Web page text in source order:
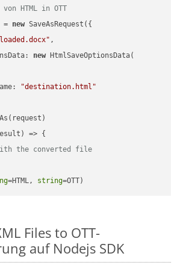
HTML in OTT
= new SaveAsRequest({
,
: new HtmlSaveOptionsData(
:
"destination.html"
) => {
the converted file
=HTML, string=OTT)
Files to OTT-
auf Nodejs SDK